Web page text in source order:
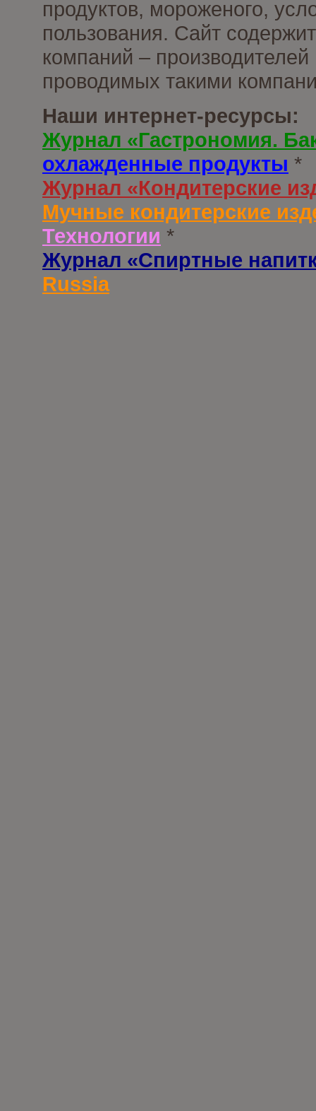
продуктов, мороженого,
пользования. Сайт
компаний –
проводимых такими
Наши интернет-ресурсы:
Журнал «Гастрономия.
охлажденные продукты *
Журнал «Кондитерские
Мучные кондитерские
Технологии *
Журнал «Спиртные
Russia